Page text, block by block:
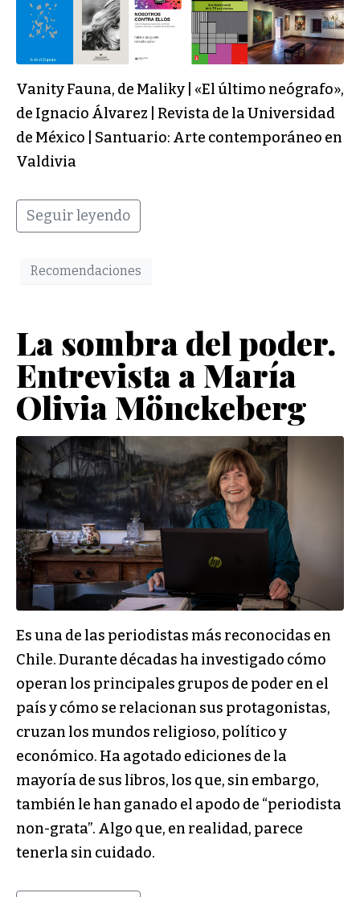
Vanity Fauna, de Maliky | «El último neógrafo»,
de Ignacio Álvarez | Revista de la Universidad
de México | Santuario: Arte contemporáneo en
Valdivia
Seguir leyendo
Recomendaciones
La sombra del poder.
Entrevista a María
Olivia Mönckeberg
Es una de las periodistas más reconocidas en
Chile. Durante décadas ha investigado cómo
operan los principales grupos de poder en el
país y cómo se relacionan sus protagonistas,
cruzan los mundos religioso, político y
económico. Ha agotado ediciones de la
mayoría de sus libros, los que, sin embargo,
también le han ganado el apodo de “periodista
non-grata”. Algo que, en realidad, parece
tenerla sin cuidado.